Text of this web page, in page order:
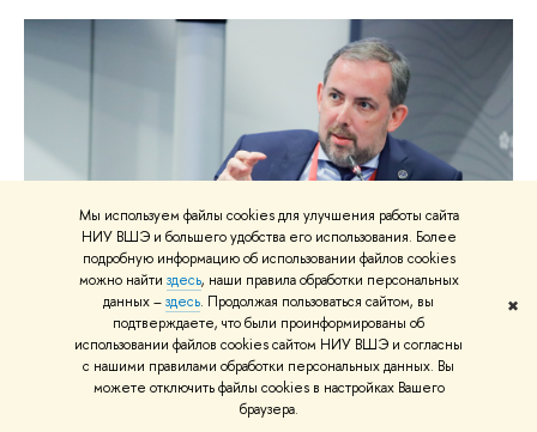
Мы используем файлы cookies для улучшения работы сайта
НИУ ВШЭ и большего удобства его использования. Более
подробную информацию об использовании файлов cookies
можно найти здесь, наши правила обработки персональных
данных –здесь. Продолжая пользоваться сайтом, вы
подтверждаете, что были проинформированы об
использовании файлов cookies сайтом НИУ ВШЭ и согласны
с нашими правилами обработки персональных данных. Вы
можете отключить файлы cookies в настройках Вашего
браузера.
✖
Коммерческие магистратуры
позволяют собирать фантастические